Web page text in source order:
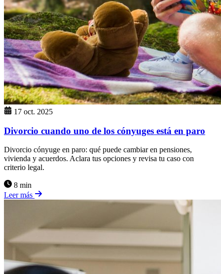
17 oct. 2025
Divorcio cuando uno de los cónyuges está en paro
Divorcio cónyuge en paro: qué puede cambiar en pensiones,
vivienda y acuerdos. Aclara tus opciones y revisa tu caso con
criterio legal.
8 min
Leer más